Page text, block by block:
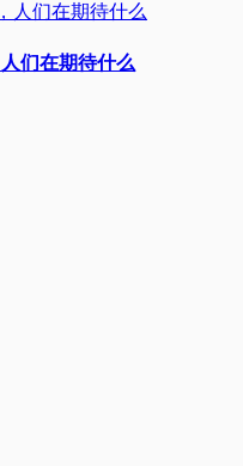
们在期待什么